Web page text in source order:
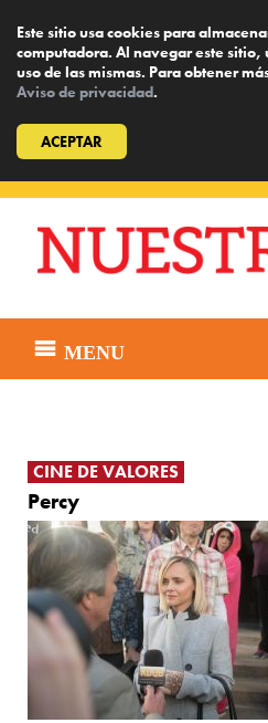
Este sitio usa cookies para
computadora. Al navegar este
uso de las mismas. Para obtener
Aviso de privacidad.
ACEPTAR
content
MENU
CINE DE VALORES
Percy